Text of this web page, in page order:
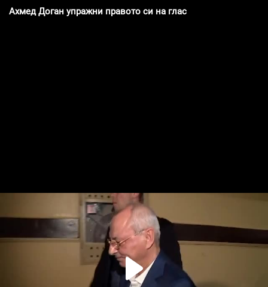
Ахмед Доган упражни правото си на глас